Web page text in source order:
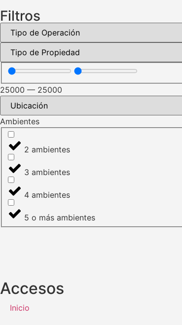
Filtros
25000 — 25000
Ambientes
2 ambientes
3 ambientes
4 ambientes
5 o más ambientes
Accesos
Inicio